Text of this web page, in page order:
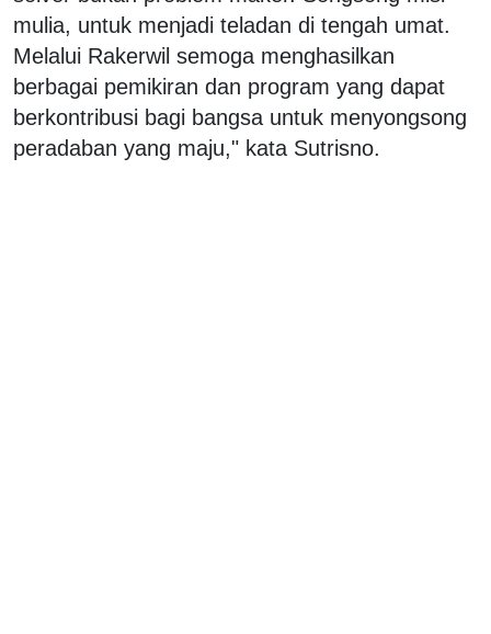
mulia, untuk menjadi teladan di tengah umat.
Melalui Rakerwil semoga menghasilkan
berbagai pemikiran dan program yang dapat
berkontribusi bagi bangsa untuk menyongsong
peradaban yang maju," kata Sutrisno.